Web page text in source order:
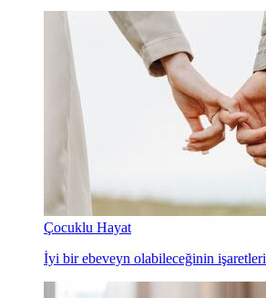
Çocuklu Hayat
İyi bir ebeveyn olabileceğinin işaretleri